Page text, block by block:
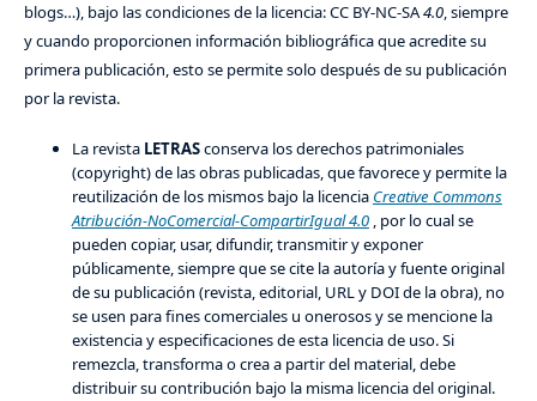
blogs…), bajo las condiciones de la licencia: CC BY-NC-SA4.0, siempre
y cuando proporcionen información bibliográfica que acredite su
primera publicación, esto se permite solo después de su publicación
por la revista.
La revista LETRASconserva los derechos patrimoniales
(copyright) de las obras publicadas, que favorece y permite la
reutilización de los mismos bajo la licencia Creative Commons
Atribución-NoComercial-CompartirIgual 4.0, por lo cual se
pueden copiar, usar, difundir, transmitir y exponer
públicamente, siempre que se cite la autoría y fuente original
de su publicación (revista, editorial, URL y DOI de la obra), no
se usen para fines comerciales u onerosos y se mencione la
existencia y especificaciones de esta licencia de uso. Si
remezcla, transforma o crea a partir del material, debe
distribuir su contribución bajo la misma licencia del original.